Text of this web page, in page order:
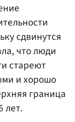
сдвинутся
что люди
стареют
и хорошо
граница
лет.